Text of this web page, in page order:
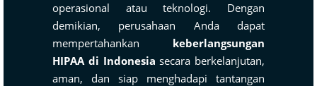
operasional atau teknologi. Dengan
demikian, perusahaan Anda dapat
mempertahankan keberlangsungan
HIPAA di Indonesia secara berkelanjutan,
aman, dan siap menghadapi tantangan